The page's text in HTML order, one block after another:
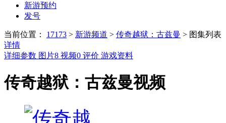
新游预约
发号
当前位置： 17173 > 新游频道 > 传奇越狱：古兹曼 > 图集列表
详情
详细参数 图片8 视频0 评价 游戏资料
传奇越狱：古兹曼视频